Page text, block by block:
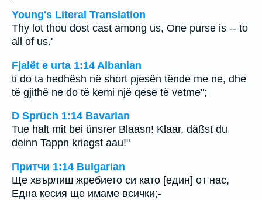
Young's Literal Translation
Thy lot thou dost cast among us, One purse is -- to
all of us.'
Fjalët e urta 1:14 Albanian
ti do ta hedhësh në short pjesën tënde me ne, dhe
të gjithë ne do të kemi një qese të vetme";
D Sprüch 1:14 Bavarian
Tue halt mit bei ünsrer Blaasn! Klaar, däßst du
deinn Tappn kriegst aau!"
Притчи 1:14 Bulgarian
Ще хвърлиш жребието си като [един] от нас,
Една кесия ще имаме всички;-